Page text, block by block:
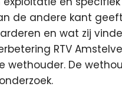
de andere kant
en wat zij
RTV
wethouder. De